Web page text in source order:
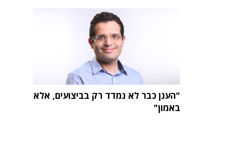
"הענן כבר לא נמדד רק בביצועים, אלא
באמון"